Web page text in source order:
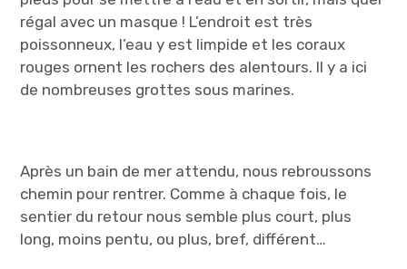
régal avec un masque ! L’endroit est très
poissonneux, l’eau y est limpide et les coraux
rouges ornent les rochers des alentours. Il y a ici
de nombreuses grottes sous marines.
Après un bain de mer attendu, nous rebroussons
chemin pour rentrer. Comme à chaque fois, le
sentier du retour nous semble plus court, plus
long, moins pentu, ou plus, bref, différent…